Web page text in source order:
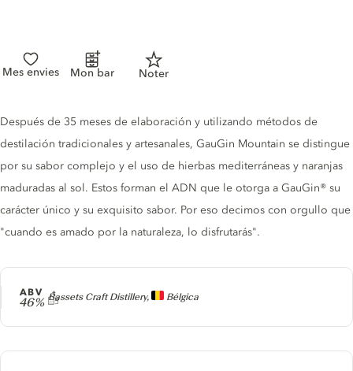
Mes envies Mon bar Noter
Producer
Bassets Craft Distillery, Bélgica
ABV
46%
Gin description
Después de 35 meses de elaboración y utilizando métodos de
destilación tradicionales y artesanales, GauGin Mountain se distingue
por su sabor complejo y el uso de hierbas mediterráneas y naranjas
maduradas al sol. Estos forman el ADN que le otorga a GauGin® su
carácter único y su exquisito sabor. Por eso decimos con orgullo que
"cuando es amado por la naturaleza, lo disfrutarás".